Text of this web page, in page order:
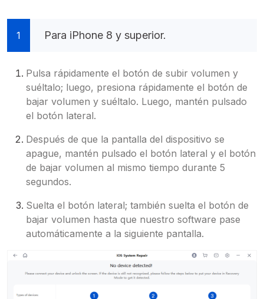
1 Para iPhone 8 y superior.
Pulsa rápidamente el botón de subir volumen y
suéltalo; luego, presiona rápidamente el botón de
bajar volumen y suéltalo. Luego, mantén pulsado
el botón lateral.
Después de que la pantalla del dispositivo se
apague, mantén pulsado el botón lateral y el botón
de bajar volumen al mismo tiempo durante 5
segundos.
Suelta el botón lateral; también suelta el botón de
bajar volumen hasta que nuestro software pase
automáticamente a la siguiente pantalla.